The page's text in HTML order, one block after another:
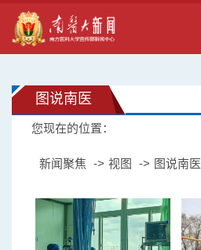
图说南医
您现在的位置：
新闻聚焦 视图 图说南医